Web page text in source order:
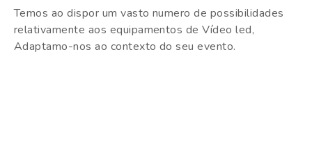
Temos ao dispor um vasto numero de possibilidades
relativamente aos equipamentos de Vídeo led,
Adaptamo-nos ao contexto do seu evento.